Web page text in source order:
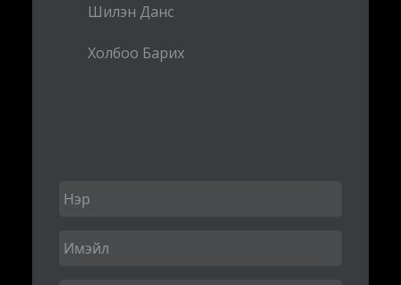
Шилэн Данс
Холбоо Барих